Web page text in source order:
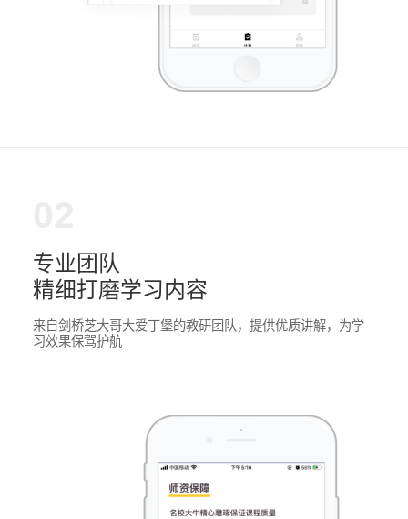
专业团队
精细打磨学习内容
来自剑桥芝大哥大爱丁堡的教研团队，提供优质讲解，为学
习效果保驾护航